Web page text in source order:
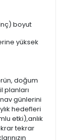
boyut
yüksek
doğum
planları
günlerini
hedefleri
etki),anlık
tekrar